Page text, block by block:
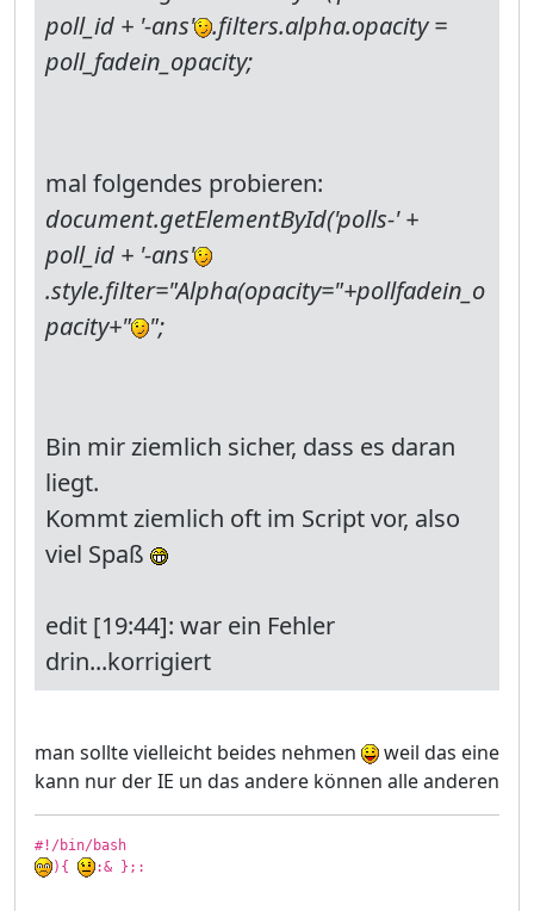
poll_id + '-ans' .filters.alpha.opacity =
poll_fadein_opacity;
mal folgendes probieren:
document.getElementById('polls-' +
poll_id + '-ans'
.style.filter="Alpha(opacity="+pollfadein_o
pacity+"
";
Bin mir ziemlich sicher, dass es daran
liegt.
Kommt ziemlich oft im Script vor, also
viel Spaß
edit [19:44]: war ein Fehler
drin...korrigiert
man sollte vielleicht beides nehmen
weil das eine
kann nur der IE un das andere können alle anderen
){
:& };: